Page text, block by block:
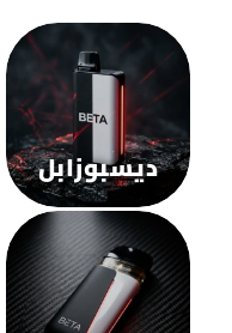
الخيارات
على
صفحة
المنتج